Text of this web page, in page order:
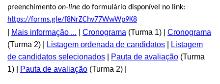
preenchimento on-line do formulário disponível no link:
https://forms.gle/f8NrZChv77WwWp9K8
Mais informação ... Cronograma (Turma 1) | Cronograma
(Turma 2) |
Listagem ordenada de candidatos
Listagem
de candidatos selecionados
Pauta de avaliação (Turma
1) |
Pauta de avaliação (Turma 2) |